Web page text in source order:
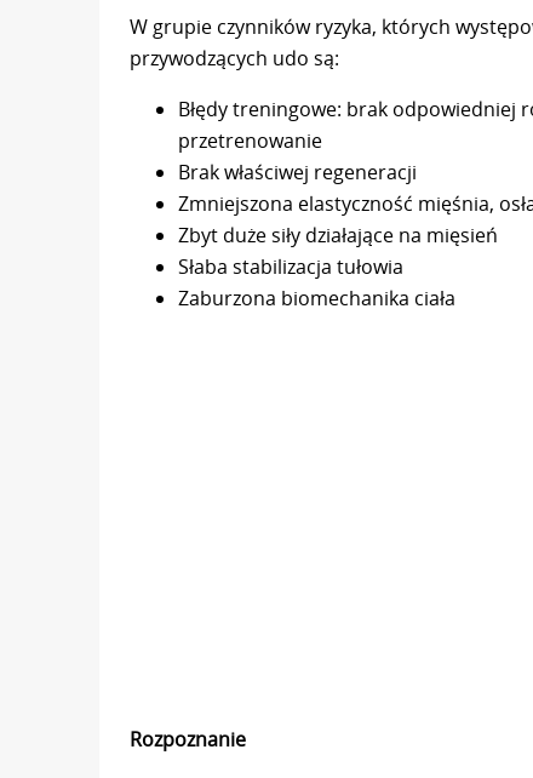
W grupie czynników ryzyka, których
przywodzących udo są:
Błędy treningowe: brak odpowiedniej
przetrenowanie
Brak właściwej regeneracji
Zmniejszona elastyczność mięśnia,
Zbyt duże siły działające na mięsień
Słaba stabilizacja tułowia
Zaburzona biomechanika ciała
Rozpoznanie